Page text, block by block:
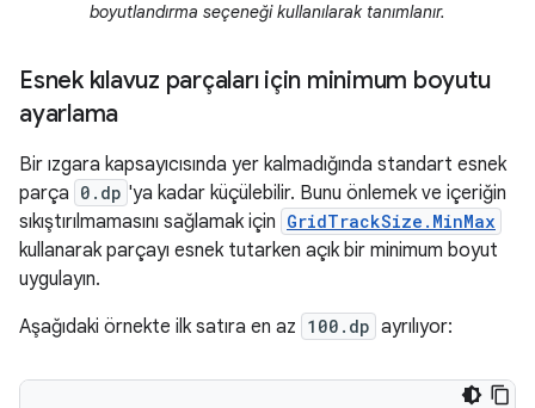
boyutlandırma seçeneği kullanılarak tanımlanır.
Esnek kılavuz parçaları için minimum boyutu
ayarlama
Bir ızgara kapsayıcısında yer kalmadığında standart esnek
parça 0.dp 'ya kadar küçülebilir. Bunu önlemek ve içeriğin
sıkıştırılmamasını sağlamak için GridTrackSize.MinMax
kullanarak parçayı esnek tutarken açık bir minimum boyut
uygulayın.
Aşağıdaki örnekte ilk satıra en az 100.dp ayrılıyor: